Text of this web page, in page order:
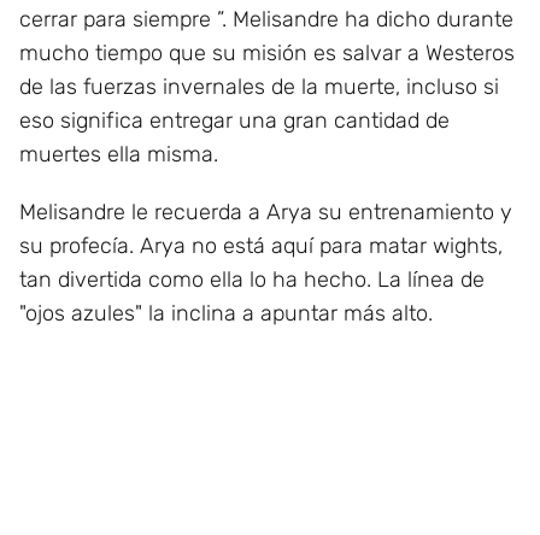
cerrar para siempre ”. Melisandre ha dicho durante
mucho tiempo que su misión es salvar a Westeros
de las fuerzas invernales de la muerte, incluso si
eso significa entregar una gran cantidad de
muertes ella misma.
Melisandre le recuerda a Arya su entrenamiento y
su profecía. Arya no está aquí para matar wights,
tan divertida como ella lo ha hecho. La línea de
"ojos azules" la inclina a apuntar más alto.